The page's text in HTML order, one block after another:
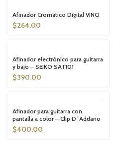
Afinador Cromático Digital VINCI
$264.00
Afinador electrónico para guitarra
y bajo – SEIKO SAT101
$390.00
Afinador para guitarra con
pantalla a color – Clip D´Addario
$400.00